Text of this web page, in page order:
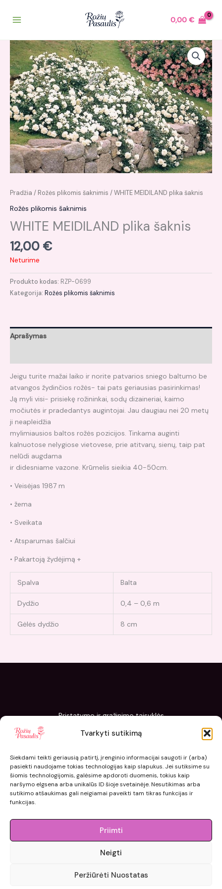
Tvarkyti sutikimą
Siekdami teikti geriausią patirtį, įrenginio informacijai saugoti ir (arba)
pasiekti naudojame tokias technologijas kaip slapukus. Jei sutiksime su
šiomis technologijomis, galėsime apdoroti duomenis, tokius kaip
naršymo elgsena arba unikalūs ID šioje svetainėje. Nesutikimas arba
sutikimo atšaukimas gali neigiamai paveikti tam tikras funkcijas ir
funkcijas.
Priimti
Neigti
Peržiūrėti Nuostatas
0,00€
Pradžia / Rožės plikomis šaknimis / WHITE MEIDILAND plika šaknis
Rožės plikomis šaknimis
WHITE MEIDILAND plika šaknis
12,00 €
Neturime
Produkto kodas: RZP-0699
Kategorija: Rožės plikomis šaknimis
Aprašymas
Jeigu turite mažai laiko ir norite patvarios sniego baltumo be
atvangos žydinčios rožės- tai pats geriausias pasirinkimas!
Ją myli visi- prisiekę rožininkai, sodų dizaineriai, kaimo
močiutės ir pradedantys augintojai. Jau daugiau nei 20 metų
ji neapleidžia
mylimiausios baltos rožės pozicijos. Tinkama auginti
kalnuotose nelygiose vietovese, prie atitvarų, sienų, taip pat
nelūdi augdama
ir didesniame vazone. Krūmelis sieikia 40-50cm.
• Veisėjas 1987 m
• žema
• Sveikata
• Atsparumas šalčiui
• Pakartoją žydėjimą +
Spalva Balta
Dydžio 0,4 – 0,6 m
Gėlės dydžio 8 cm
Pristatymo ir grąžinimo taisyklės
Slapukų politika
Developed by